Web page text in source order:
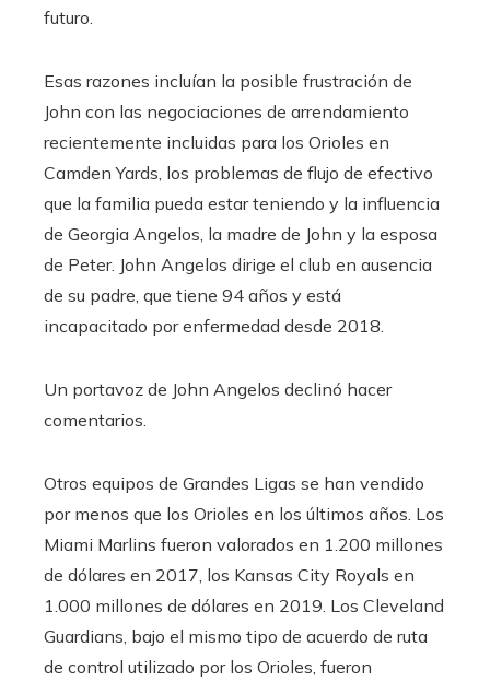
futuro.
Esas razones incluían la posible frustración de
John con las negociaciones de arrendamiento
recientemente incluidas para los Orioles en
Camden Yards, los problemas de flujo de efectivo
que la familia pueda estar teniendo y la influencia
de Georgia Angelos, la madre de John y la esposa
de Peter. John Angelos dirige el club en ausencia
de su padre, que tiene 94 años y está
incapacitado por enfermedad desde 2018.
Un portavoz de John Angelos declinó hacer
comentarios.
Otros equipos de Grandes Ligas se han vendido
por menos que los Orioles en los últimos años. Los
Miami Marlins fueron valorados en 1.200 millones
de dólares en 2017, los Kansas City Royals en
1.000 millones de dólares en 2019. Los Cleveland
Guardians, bajo el mismo tipo de acuerdo de ruta
de control utilizado por los Orioles, fueron